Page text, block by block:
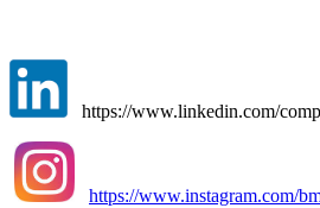
https://www.linkedin.com/
https://www.instagram.com/